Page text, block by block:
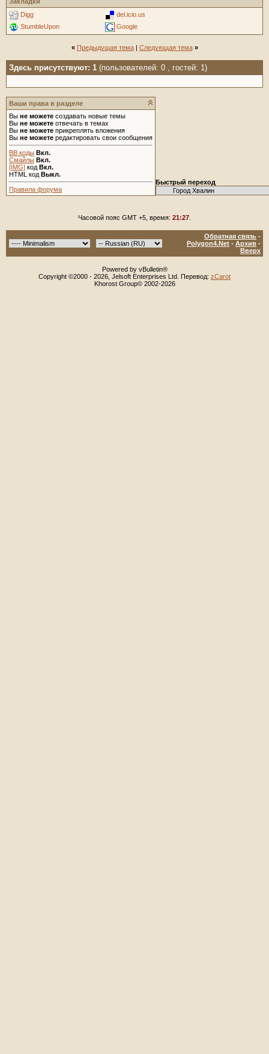
Digg
del.icio.us
StumbleUpon
Google
« Предыдущая тема| Следующая тема »
Здесь присутствуют: 1 (пользователей: 0 , гостей: 1)
Ваши права в разделе
Вы не можете создавать новые темы
Вы не можете отвечать в темах
Вы не можете прикреплять вложения
Вы не можете редактировать свои сообщения
BB коды Вкл.
Смайлы Вкл.
[IMG] код Вкл.
HTML код Выкл.
Правила форума
Быстрый переход
Часовой пояс GMT +5, время: 21:27
Обратная связь -
Polygon4.Net - Архив -
Вверх
Powered by vBulletin®
Copyright ©2000 - 2026, Jelsoft Enterprises Ltd. Перевод: zCarot
Khorost Group© 2002-2026